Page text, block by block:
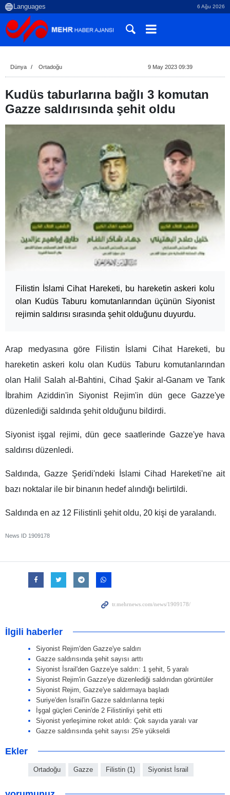
6 Ağu 2026
Dünya Ortadoğu 9 May 2023 09:39
Kudüs taburlarına bağlı 3 komutan
Gazze saldırısında şehit oldu
Filistin İslami Cihat Hareketi, bu hareketin askeri kolu
olan Kudüs Taburu komutanlarından üçünün Siyonist
rejimin saldırısı sırasında şehit olduğunu duyurdu.
Arap medyasına göre Filistin İslami Cihat Hareketi, bu
hareketin askeri kolu olan Kudüs Taburu komutanlarından
olan Halil Salah al-Bahtini, Cihad Şakir al-Ganam ve Tarık
İbrahim Aziddin'in Siyonist Rejim'in dün gece Gazze'ye
düzenlediği saldırıda şehit olduğunu bildirdi.
Siyonist işgal rejimi, dün gece saatlerinde Gazze'ye hava
saldırısı düzenledi.
Saldırıda, Gazze Şeridi'ndeki İslami Cihad Hareketi'ne ait
bazı noktalar ile bir binanın hedef alındığı belirtildi.
Saldırıda en az 12 Filistinli şehit oldu, 20 kişi de yaralandı.
News ID 1909178
İlgili haberler
Siyonist Rejim'den Gazze'ye saldırı
Gazze saldırısında şehit sayısı arttı
Siyonist İsrail'den Gazze'ye saldırı: 1 şehit, 5 yaralı
Siyonist Rejim'in Gazze'ye düzenlediği saldırıdan görüntüler
Siyonist Rejim, Gazze'ye saldırmaya başladı
Suriye'den İsrail'in Gazze saldırılarına tepki
İşgal güçleri Cenin'de 2 Filistinliyi şehit etti
Siyonist yerleşimine roket atıldı: Çok sayıda yaralı var
Gazze saldırısında şehit sayısı 25'e yükseldi
Ekler
Ortadoğu Gazze Filistin (1) Siyonist İsrail